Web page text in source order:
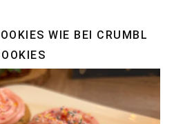
WIE BEI CRUMBL